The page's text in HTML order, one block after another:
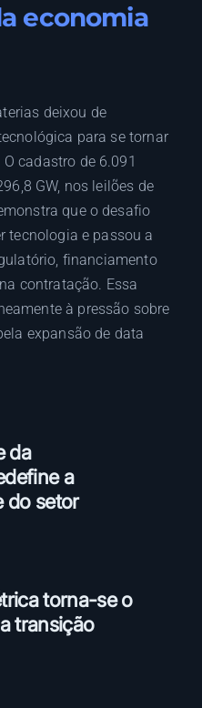
economia
deixou de
para se tornar
cadastro de 6.091
GW, nos leilões de
que o desafio
tecnologia e passou a
financiamento
contratação. Essa
à pressão sobre
expansão de data
da
a
do setor
torna-se o
transição